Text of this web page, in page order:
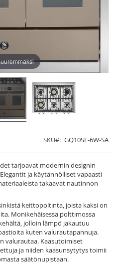
SKU GQ10SF-6W-SA
tarjoavat modernin designin
ja käytännölliset vapaasti
takaavat nautinnon
keittopoltinta, joista kaksi on
Monikehäisessä polttimossa
jolloin lämpö jakautuu
kuten valurautapannuja.
valurautaa. Kaasutoimiset
ja niiden kaasunsytytys toimii
säätönupistaan.